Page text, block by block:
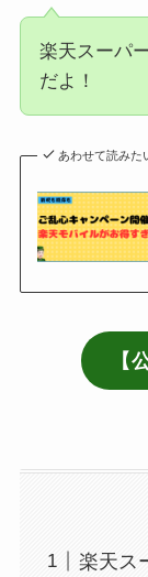
楽天スーパ
だよ！
あわせて読みた
【
楽天ス